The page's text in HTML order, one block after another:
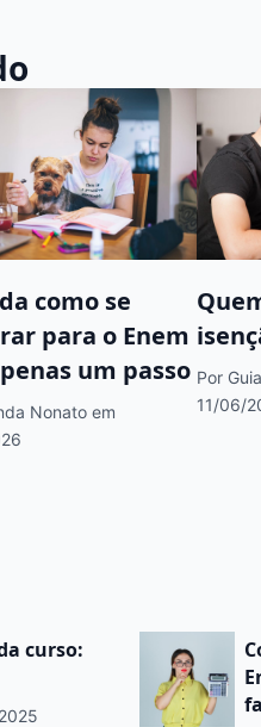
como se
para o Enem
um passo
Nonato em
Por
11/06/
curso: